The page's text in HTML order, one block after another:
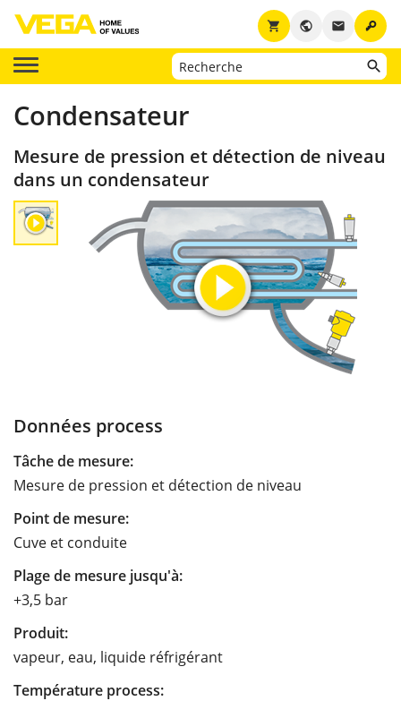
key
email
public
shopping_cart
Condensateur
Mesure de pression et détection de niveau
dans un condensateur
Données process
Tâche de mesure:
Mesure de pression et détection de niveau
Point de mesure:
Cuve et conduite
Plage de mesure jusqu'à:
+3,5 bar
Produit:
vapeur, eau, liquide réfrigérant
Température process: